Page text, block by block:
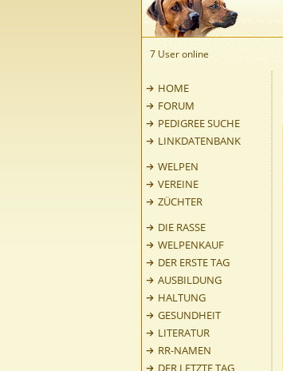
7 User online
HOME
FORUM
PEDIGREE SUCHE
LINKDATENBANK
WELPEN
VEREINE
ZÜCHTER
DIE RASSE
WELPENKAUF
DER ERSTE TAG
AUSBILDUNG
HALTUNG
GESUNDHEIT
LITERATUR
RR-NAMEN
DER LETZTE TAG